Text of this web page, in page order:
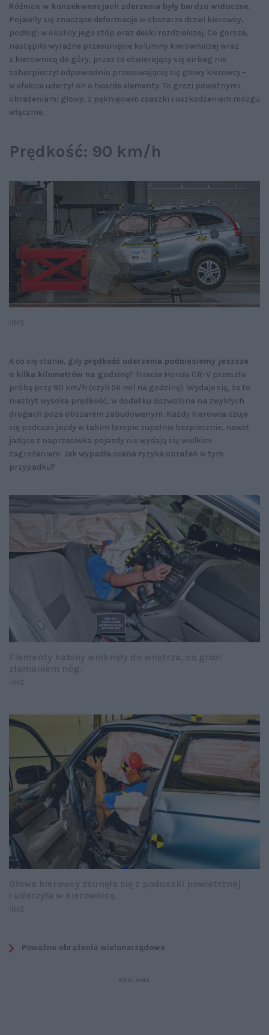
Różnice w konsekwencjach zderzenia były bardzo widoczne.
Pojawiły się znaczące deformacje w obszarze drzwi kierowcy,
podłogi w okolicy jego stóp oraz deski rozdzielczej. Co gorsza,
nastąpiło wyraźne przesunięcie kolumny kierowniczej wraz
z kierownicą do góry, przez to otwierający się airbag nie
zabezpieczył odpowiednio przesuwającej się głowy kierowcy –
w efekcie uderzył on o twarde elementy. To grozi poważnymi
obrażeniami głowy, z pęknięciem czaszki i uszkodzeniem mózgu
włącznie.
Prędkość: 90 km/h
A co się stanie, gdy prędkość uderzenia podniesiemy jeszcze
o kilka kilometrów na godzinę? Trzecia Honda CR-V przeszła
próbę przy 90 km/h (czyli 56 mil na godzinę). Wydaje się, że to
niezbyt wysoka prędkość, w dodatku dozwolona na zwykłych
drogach poza obszarem zabudowanym. Każdy kierowca czuje
się podczas jazdy w takim tempie zupełnie bezpiecznie, nawet
jadące z naprzeciwka pojazdy nie wydają się wielkim
zagrożeniem. Jak wypadła ocena ryzyka obrażeń w tym
przypadku?
Poważne obrażenia wielonarządowe